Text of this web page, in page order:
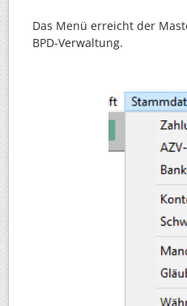
Das Menü erreicht der
BPD-Verwaltung.